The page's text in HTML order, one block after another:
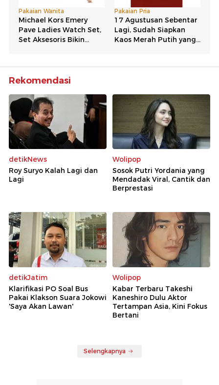
Rekomendasi
detikNews
Roy Suryo Kalah Lagi dan
Lagi
Wolipop
Sosok Putri Yordania yang
Mendadak Viral, Cantik dan
Berprestasi
detikJatim
Klarifikasi PO Soal Bus
Pakai Klakson Suara Jokowi
'Saya Akan Lawan'
Wolipop
Kabar Terbaru Takeshi
Kaneshiro Dulu Aktor
Tertampan Asia, Kini Fokus
Bertani
Selengkapnya